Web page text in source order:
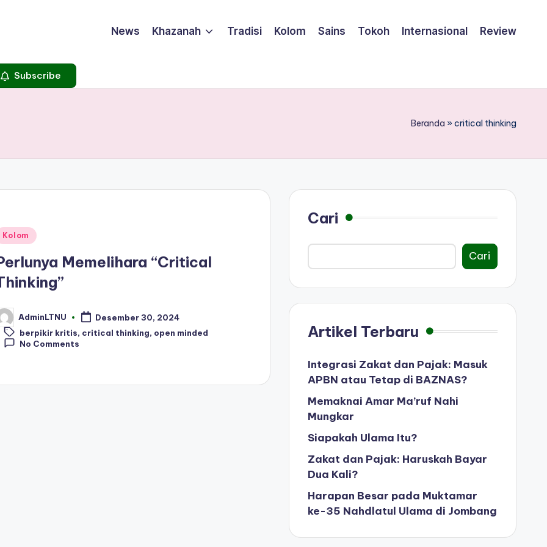
News Khazanah Tradisi Kolom Sains Tokoh Internasional Review
Subscribe
Beranda »critical thinking
Kolom
Memelihara “Critical
AdminLTNU
Desember 30, 2024
Tags:
berpikir kritis, critical thinking, open minded
No Comments
Cari
Cari
Artikel Terbaru
Integrasi Zakat dan Pajak: Masuk
APBN atau Tetap di BAZNAS?
Memaknai Amar Ma’ruf Nahi
Mungkar
Siapakah Ulama Itu?
Zakat dan Pajak: Haruskah Bayar
Dua Kali?
Harapan Besar pada Muktamar
ke-35 Nahdlatul Ulama di Jombang